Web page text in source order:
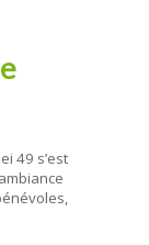
49 s’est